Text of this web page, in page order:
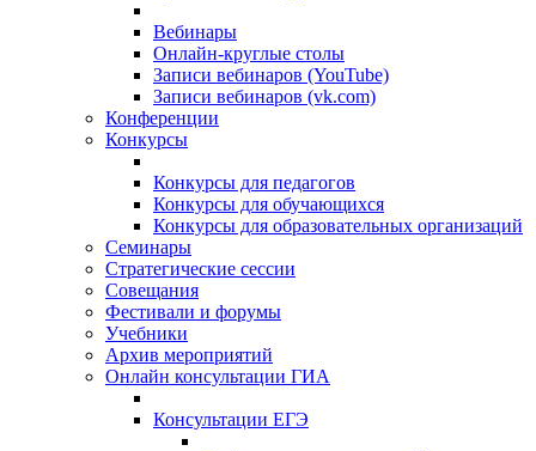
Вебинары
Онлайн-круглые столы
Записи вебинаров (YouTube)
Записи вебинаров (vk.com)
Конференции
Конкурсы
Конкурсы для педагогов
Конкурсы для обучающихся
Конкурсы для образовательных организаций
Семинары
Стратегические сессии
Совещания
Фестивали и форумы
Учебники
Архив мероприятий
Онлайн консультации ГИА
Консультации ЕГЭ